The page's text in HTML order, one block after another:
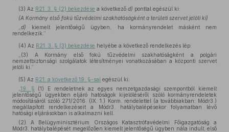
(3) Az R21. 3. § (2) bekezdése a következő d) ponttal egészül ki:
(A Kormány első fokú tűzvédelmi szakhatóságként a területi szervet jelöli ki)
d) kiemelt jelentőségű ügyben, ha kormányrendelet másként nem
rendelkezik.”
(4) Az R21. 3. § (3) bekezdése helyébe a következő rendelkezés lép:
„(3) A Kormány első fokú tűzvédelmi szakhatóságként a polgári
nemzetbiztonsági szolgálatok létesítményei vonatkozásában a központi szervet
jelöli ki.”
(5) Az R21. a következő 19. §-sal egészül ki:
19. § (1) E rendeletnek az egyes nemzetgazdasági szempontból kiemelt
jelentőségű ügyekben eljáró hatóságok kijelöléséről szóló kormányrendeletek
módosításáról szóló 271/2016. (IX. 1.) Korm. rendelettel (a továbbiakban: Módr3.)
megállapított rendelkezéseit a Módr3. hatálybalépésekor folyamatban lévő
hatósági eljárásokban is alkalmazni kell.
(2) A Belügyminisztérium Országos Katasztrófavédelmi Főigazgatóság a
Módr3. hatálybalépését megelőzően kiemelt jelentőségű ügyben nála indult, első